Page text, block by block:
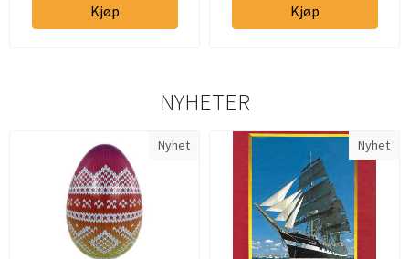
Kjøp Kjøp
NYHETER
Nyhet Nyhet